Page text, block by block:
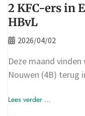
2 KFC-ers in
HBvL
2026/04/02
Deze maand
Nouwen (4B) terug
Lees verder ...